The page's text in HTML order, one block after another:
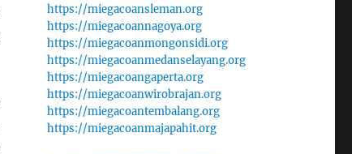
https://miegacoansleman.org
https://miegacoannagoya.org
https://miegacoanmongonsidi.org
https://miegacoanmedanselayang.org
https://miegacoangaperta.org
https://miegacoanwirobrajan.org
https://miegacoantembalang.org
https://miegacoanmajapahit.org